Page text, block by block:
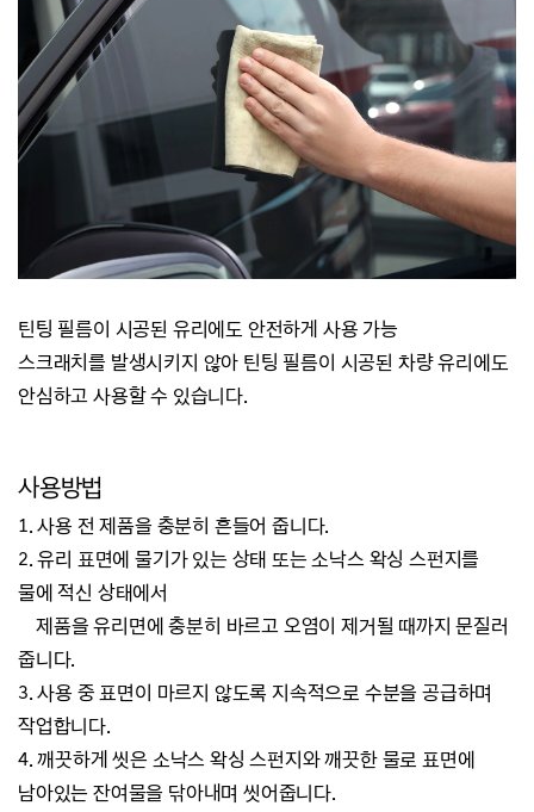
틴팅 필름이 시공된 유리에도 안전하게 사용 가능
스크래치를 발생시키지 않아 틴팅 필름이 시공된 차량 유리에도
안심하고 사용할 수 있습니다.
사용방법
1. 사용 전 제품을 충분히 흔들어 줍니다.
2. 유리 표면에 물기가 있는 상태 또는 소낙스 왁싱 스펀지를
물에 적신 상태에서
제품을 유리면에 충분히 바르고 오염이 제거될 때까지 문질러
줍니다.
3. 사용 중 표면이 마르지 않도록 지속적으로 수분을 공급하며
작업합니다.
4. 깨끗하게 씻은 소낙스 왁싱 스펀지와 깨끗한 물로 표면에
남아있는 잔여물을 닦아내며 씻어줍니다.